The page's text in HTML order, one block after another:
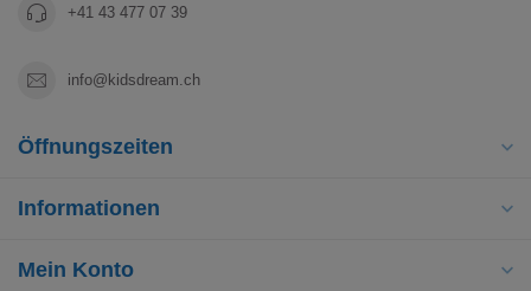
+41 43 477 07 39
info@kidsdream.ch
Öffnungszeiten
Informationen
Mein Konto